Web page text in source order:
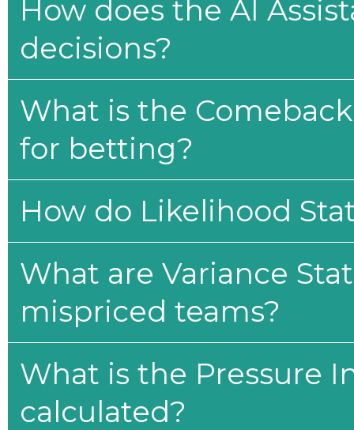
How does the AI
decisions?
What is the
for betting?
How do Likelihood
What are Variance
mispriced teams?
What is the Pressure
calculated?